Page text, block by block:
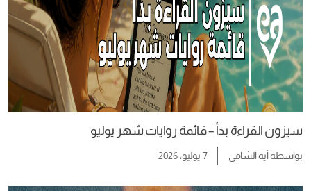
سيزون القراءة بدأ – قائمة روايات شهر يوليو
بواسطةآية الشامي 7 يوليو، 2026